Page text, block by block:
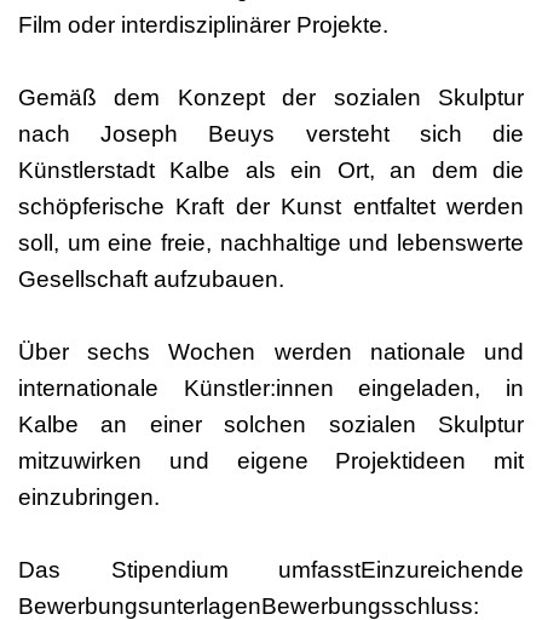
Film oder interdisziplinärer Projekte.
Gemäß dem Konzept der sozialen Skulptur
nach Joseph Beuys versteht sich die
Künstlerstadt Kalbe als ein Ort, an dem die
schöpferische Kraft der Kunst entfaltet werden
soll, um eine freie, nachhaltige und lebenswerte
Gesellschaft aufzubauen.
Über sechs Wochen werden nationale und
internationale Künstler:innen eingeladen, in
Kalbe an einer solchen sozialen Skulptur
mitzuwirken und eigene Projektideen mit
einzubringen.
Das Stipendium umfasstEinzureichende
BewerbungsunterlagenBewerbungsschluss: